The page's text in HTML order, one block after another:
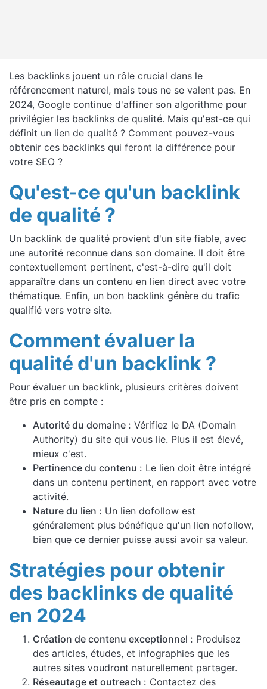
Les backlinks jouent un rôle crucial dans le
référencement naturel, mais tous ne se valent pas. En
2024, Google continue d'affiner son algorithme pour
privilégier les backlinks de qualité. Mais qu'est-ce qui
définit un lien de qualité ? Comment pouvez-vous
obtenir ces backlinks qui feront la différence pour
votre SEO ?
Qu'est-ce qu'un backlink
de qualité ?
Un backlink de qualité provient d'un site fiable, avec
une autorité reconnue dans son domaine. Il doit être
contextuellement pertinent, c'est-à-dire qu'il doit
apparaître dans un contenu en lien direct avec votre
thématique. Enfin, un bon backlink génère du trafic
qualifié vers votre site.
Comment évaluer la
qualité d'un backlink ?
Pour évaluer un backlink, plusieurs critères doivent
être pris en compte :
Autorité du domaine : Vérifiez le DA (Domain
Authority) du site qui vous lie. Plus il est élevé,
mieux c'est.
Pertinence du contenu : Le lien doit être intégré
dans un contenu pertinent, en rapport avec votre
activité.
Nature du lien : Un lien dofollow est
généralement plus bénéfique qu'un lien nofollow,
bien que ce dernier puisse aussi avoir sa valeur.
Stratégies pour obtenir
des backlinks de qualité
en 2024
Création de contenu exceptionnel : Produisez
des articles, études, et infographies que les
autres sites voudront naturellement partager.
Réseautage et outreach : Contactez des